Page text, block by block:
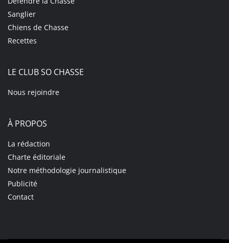
Sanglier
Chiens de Chasse
Recettes
LE CLUB SO CHASSE
Nous rejoindre
À PROPOS
La rédaction
Charte éditoriale
Notre méthodologie journalistique
Publicité
Contact